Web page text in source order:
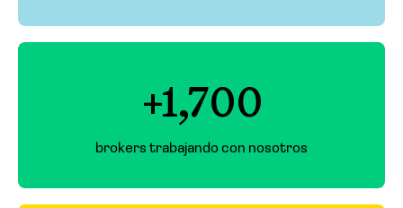
+1,700
brokers trabajando con nosotros